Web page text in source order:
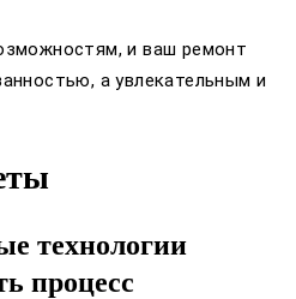
и ваш ремонт
а увлекательным и
технологии
процесс